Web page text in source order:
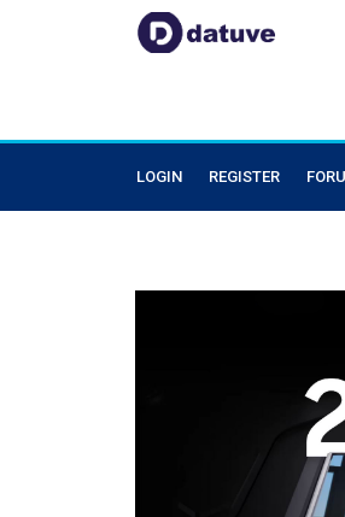
LOGIN REGISTER